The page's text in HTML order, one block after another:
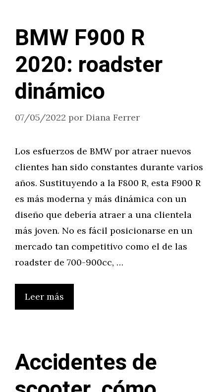
BMW F900 R
2020: roadster
dinámico
07/05/2022 por Diana Ferrer
Los esfuerzos de BMW por atraer nuevos
clientes han sido constantes durante varios
años. Sustituyendo a la F800 R, esta F900 R
es más moderna y más dinámica con un
diseño que debería atraer a una clientela
más joven. No es fácil posicionarse en un
mercado tan competitivo como el de las
roadster de 700-900cc, …
Leer más
Accidentes de